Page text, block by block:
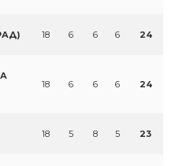
18 6 6 6 24
18 6 6 6 24
18 5 8 5 23